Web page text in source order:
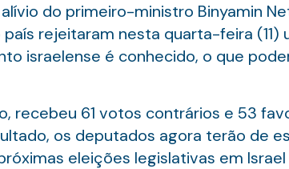
alívio do primeiro-ministro Binyamin
rejeitaram nesta quarta-feira (11)
israelense é conhecido, o que
recebeu 61 votos contrários e 53
os deputados agora terão de
eleições legislativas em